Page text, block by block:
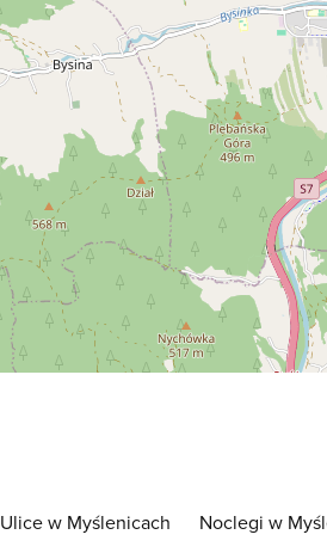
Ulice w Myślenicach Noclegi w